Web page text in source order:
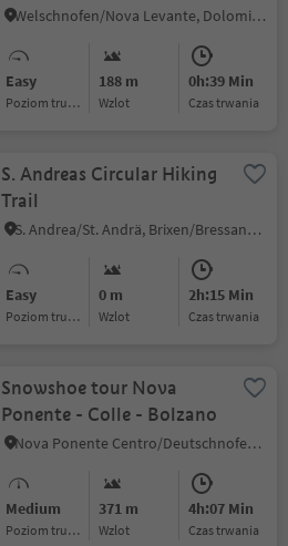
Welschnofen/Nova Levante, Dolomites Region Eggental
Easy
Poziom trudności
188 m
Wzlot
0h:39 Min
czas trwania
S. Andreas Circular Hiking
Trail
S. Andrea/St. Andrä, Brixen/Bressanone, Brixen/Bressanone and environs
Easy
Poziom trudności
0 m
Wzlot
2h:15 Min
czas trwania
Snowshoe tour Nova
Ponente - Colle - Bolzano
Nova Ponente Centro/Deutschnofen Dorf, Bolzano/Bozen, Bolzano/Bozen and environs
Medium
Poziom trudności
371 m
Wzlot
4h:07 Min
czas trwania